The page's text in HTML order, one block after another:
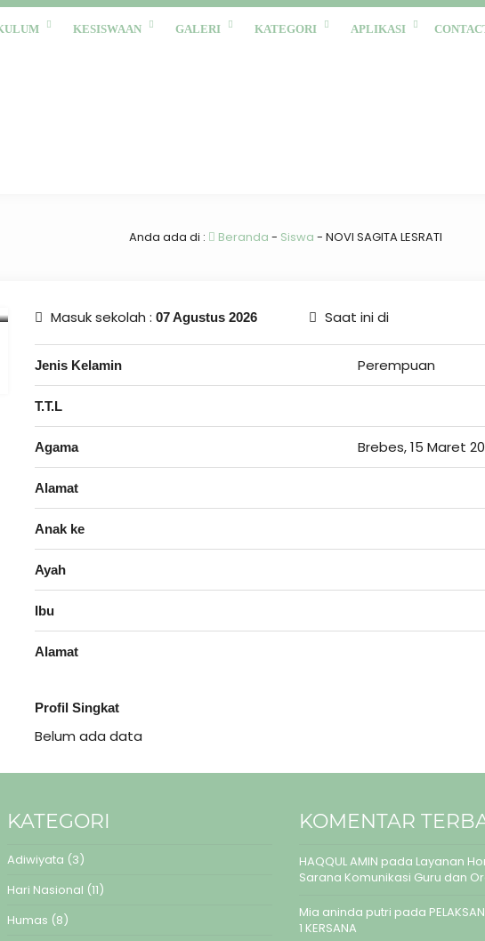
KESISWAAN GALERI KATEGORI APLIKASI
Anda ada di : Beranda - Siswa - NOVI SAGITA LESRATI
Masuk sekolah : 07 Agustus 2026 Saat ini di
Jenis Kelamin Perempuan
T.T.L
Agama Brebes, 15 Maret
Alamat
Anak ke
Ayah
Ibu
Alamat
Profil Singkat
Belum ada data
KATEGORI
Adiwiyata (3)
Hari Nasional (11)
Humas (8)
KOMENTAR
HAQQUL AMIN pada Layanan
Sarana Komunikasi Guru dan
Mia aninda putri pada
1 KERSANA